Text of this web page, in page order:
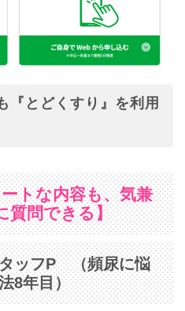
『とどくすり』を利用
トな内容も、気兼
質問できる】
ッフP （頻尿に悩
8年目）